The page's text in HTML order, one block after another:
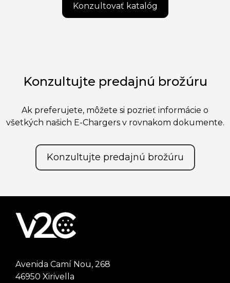
Konzultovať katalóg
Konzultujte predajnú brožúru
Ak preferujete, môžete si pozrieť informácie o
všetkých našich E-Chargers v rovnakom dokumente.
Konzultujte predajnú brožúru
Avenida Camí Nou, 268
46950 Xirivella